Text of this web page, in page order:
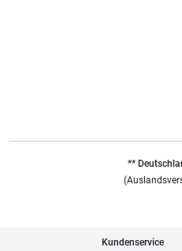
**
Kundenservice